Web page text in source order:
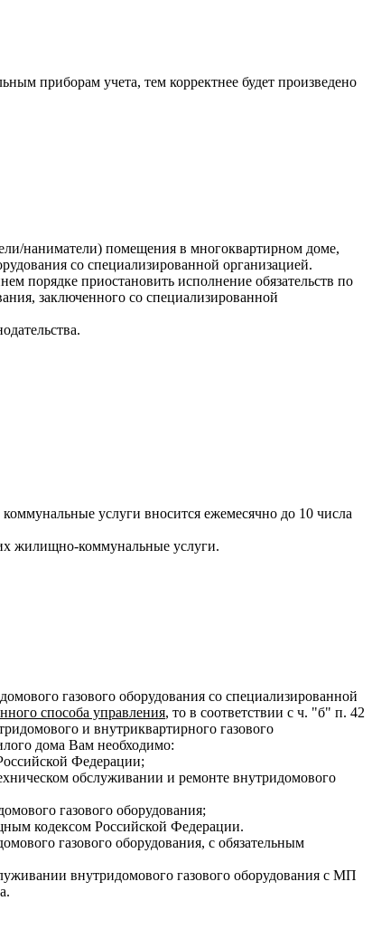
приборам учета, тем корректнее будет произведено
наниматели) помещения в многоквартирном доме,
со специализированной организацией.
порядке приостановить исполнение обязательств по
заключенного со специализированной
услуги вносится ежемесячно до 10 числа
жилищно-коммунальные услуги.
газового оборудования со специализированной
способа управления, то в соответствии с ч. "б" п. 42
и внутриквартирного газового
дома Вам необходимо:
Федерации;
обслуживании и ремонте внутридомового
газового оборудования;
кодексом Российской Федерации.
газового оборудования, с обязательным
внутридомового газового оборудования с МП